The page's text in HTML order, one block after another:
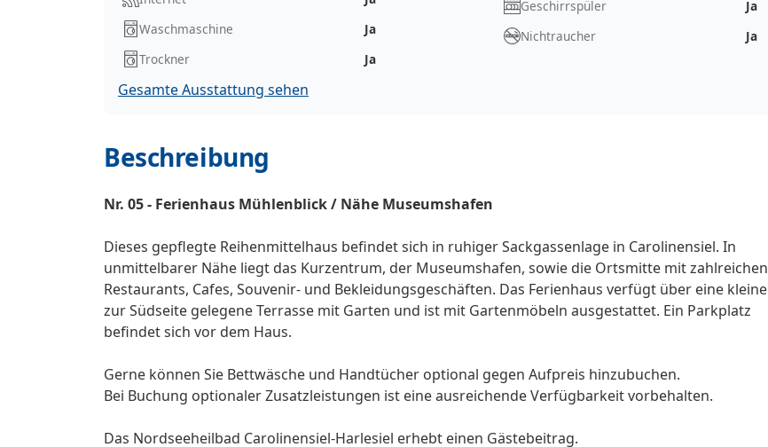
Waschmaschine
Ja
Trockner
Ja
Geschirrspüler
Ja
Nichtraucher
Ja
Gesamte Ausstattung sehen
Beschreibung
Nr. 05 - Ferienhaus Mühlenblick / Nähe Museumshafen
Dieses gepflegte Reihenmittelhaus befindet sich in ruhiger Sackgassenlage in Carolinensiel. In
unmittelbarer Nähe liegt das Kurzentrum, der Museumshafen, sowie die Ortsmitte mit zahlreichen
Restaurants, Cafes, Souvenir- und Bekleidungsgeschäften. Das Ferienhaus verfügt über eine kleine
zur Südseite gelegene Terrasse mit Garten und ist mit Gartenmöbeln ausgestattet. Ein Parkplatz
befindet sich vor dem Haus.
Gerne können Sie Bettwäsche und Handtücher optional gegen Aufpreis hinzubuchen.
Bei Buchung optionaler Zusatzleistungen ist eine ausreichende Verfügbarkeit vorbehalten.
Das Nordseeheilbad Carolinensiel-Harlesiel erhebt einen Gästebeitrag.